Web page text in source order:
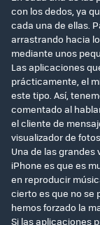
con los dedos, ya
cada una de ellas.
arrastrando hacia
mediante unos
Las aplicaciones
prácticamente, el
este tipo. Así,
comentado al
el cliente de
visualizador de
Una de las grandes
iPhone es que es
en reproducir
cierto es que no se
hemos forzado la
Si las aplicaciones